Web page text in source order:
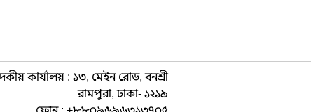
কার্যালয় : ১৩, মেইন রোড, বনশ্রী
রামপুরা, ঢাকা- ১২১৯